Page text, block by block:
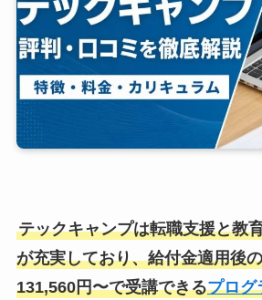
テックキャンプは転職支援と教
が充実しており、給付金適用後
131,560円〜で受講できるプログ